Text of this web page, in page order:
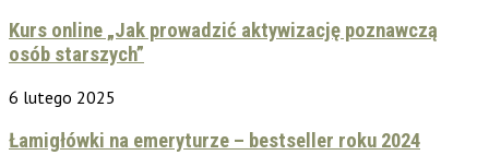
Kurs online „Jak prowadzić aktywizację poznawczą
osób starszych”
6 lutego 2025
Łamigłówki na emeryturze – bestseller roku 2024